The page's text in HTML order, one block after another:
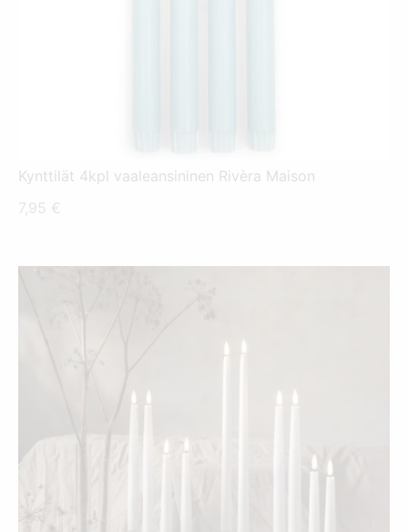
Kynttilät 4kpl vaaleansininen Rivèra Maison
7,95 €